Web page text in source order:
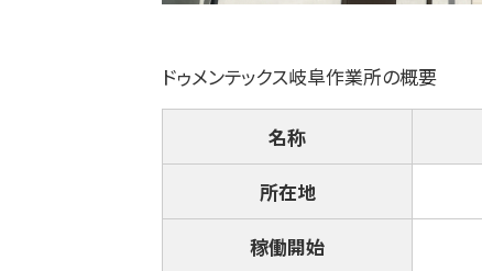
ドゥメンテックス岐阜作業所の概要
名称
所在地
稼働開始